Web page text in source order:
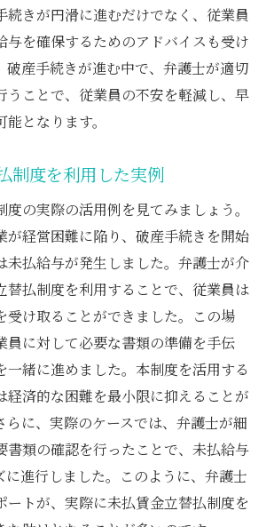
続きが円滑に進むだけでなく、従業員
与を確保するためのアドバイスも受け
破産手続きが進む中で、弁護士が適切
うことで、従業員の不安を軽減し、早
となります。
制度を利用した実例
の実際の活用例を見てみましょう。
が経営困難に陥り、破産手続きを開始
未払給与が発生しました。弁護士が介
替払制度を利用することで、従業員は
受け取ることができました。この場
員に対して必要な書類の準備を手伝
一緒に進めました。本制度を活用する
経済的な困難を最小限に抑えることが
らに、実際のケースでは、弁護士が細
書類の確認を行ったことで、未払給与
に進行しました。このように、弁護士
ートが、実際に未払賃金立替払制度を